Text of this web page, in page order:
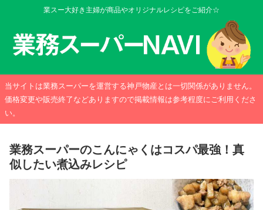
業スー大好き主婦が商品やオリジナルレシピをご紹介☆
当サイトは業務スーパーを運営する神戸物産とは一切関係がありません。
価格変更や販売終了などありますので掲載情報は参考程度にご利用くださ
い。
業務スーパーのこんにゃくはコスパ最強！真
似したい煮込みレシピ